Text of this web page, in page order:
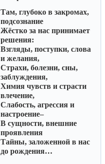
Там, глубоко в закромах,
подсознание
Жёстко за нас принимает
решения:
Взгляды, поступки, слова
и желания,
Страхи, болезни, сны,
заблуждения,
Химия чувств и страсти
влечение,
Слабость, агрессия и
настроение–
В сущности, внешние
проявления
Тайны, заложенной в нас
до рождения…